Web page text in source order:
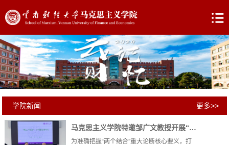
学院新闻 更多>>
马克思主义学院特邀邹广文教授开展“第二个结合”与中国式现代化专题讲座
为准确把握“两个结合”重大论断核心要义，打